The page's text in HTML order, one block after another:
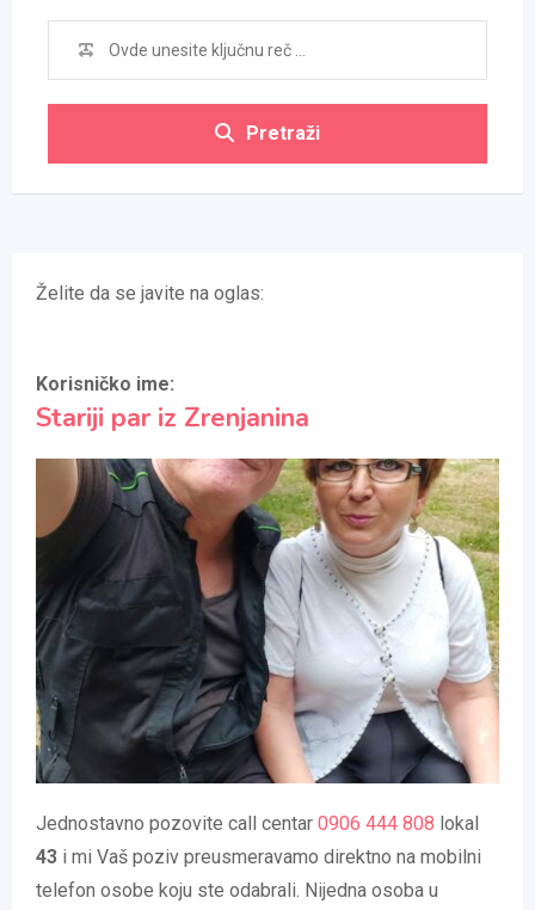
Pretraži
Želite da se javite na oglas:
Korisničko ime:
Stariji par iz Zrenjanina
Jednostavno pozovite call centar 0906 444 808 lokal
43 i mi Vaš poziv preusmeravamo direktno na mobilni
telefon osobe koju ste odabrali. Nijedna osoba u